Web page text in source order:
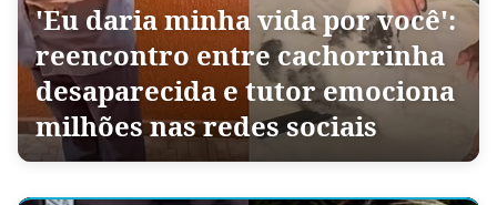
'Eu daria minha vida por você':
reencontro entre cachorrinha
desaparecida e tutor emociona
milhões nas redes sociais